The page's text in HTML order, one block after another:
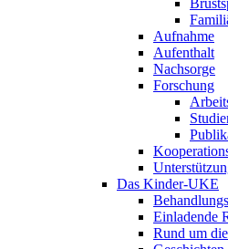
Aufnahme
Aufenthalt
Nachsorge
Forschung
Das Kinder-UKE
Einladende
Rund um